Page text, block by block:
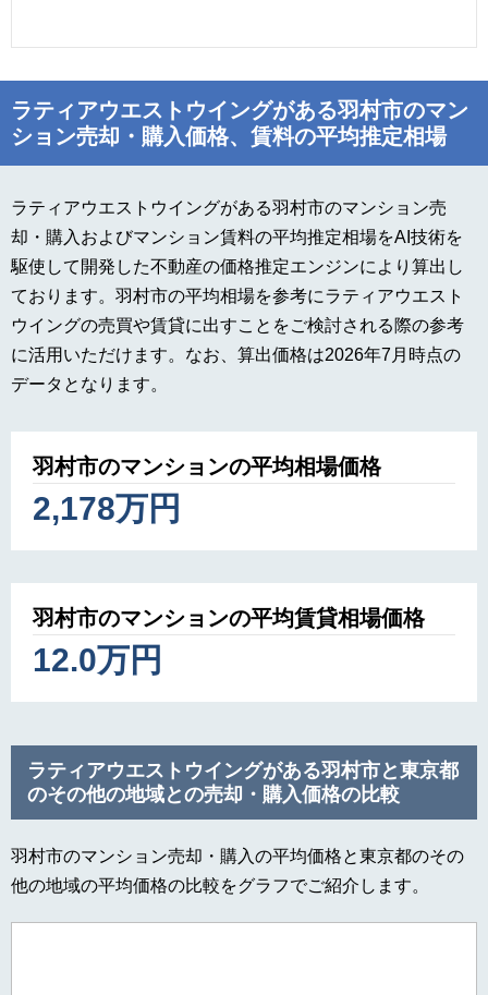
ラティアウエストウイングがある羽村市のマン
ション売却・購入価格、賃料の平均推定相場
ラティアウエストウイングがある羽村市のマンション売
却・購入およびマンション賃料の平均推定相場をAI技術を
駆使して開発した不動産の価格推定エンジンにより算出し
ております。羽村市の平均相場を参考にラティアウエスト
ウイングの売買や賃貸に出すことをご検討される際の参考
に活用いただけます。なお、算出価格は2026年7月時点の
データとなります。
羽村市のマンションの平均相場価格
2,178万円
羽村市のマンションの平均賃貸相場価格
12.0万円
ラティアウエストウイングがある羽村市と東京都
のその他の地域との売却・購入価格の比較
羽村市のマンション売却・購入の平均価格と東京都のその
他の地域の平均価格の比較をグラフでご紹介します。